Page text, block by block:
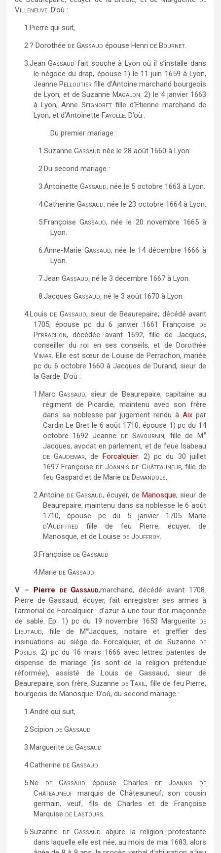
Villeneuve. D’où :
1.Pierre qui suit,
2.? Dorothée de Gassaud épouse Henri de Bournet.
3.Jean Gassaud fait souche à Lyon où il s’installe dans
le négoce du drap, épouse 1) le 11 juin 1659 à Lyon,
JeannePelloutier fille d’Antoine marchand bourgeois
de Lyon, et de SuzanneMagalon. 2) le 4 janvier 1663
à Lyon, Anne Seignoretfille d’Etienne marchand de
Lyon, et d’Antoinette Fayolle. D’où :
Du premier mariage :
1.Suzanne Gassaud née le 28 août 1660 à Lyon.
2.Du second mariage :
3.Antoinette Gassaud, née le 5 octobre 1663 à Lyon.
4.Catherine Gassaud, née le 23 octobre 1664 à Lyon.
5.FrançoiseGassaud, née le 20 novembre 1665 à
Lyon.
6.Anne-Marie Gassaud, née le 14 décembre 1666 à
Lyon.
7.Jean Gassaud, né le 3 décembre 1667 à Lyon.
8.Jacques Gassaud, né le 3 août 1670 à Lyon
4.Louis de Gassaud, sieur de Beaurepaire; décédé avant
1705, épouse pc du 6 janvier 1661 Françoise de
Perrachon, décédée avant 1692, fille de Jacques,
conseiller du roi en ses conseils, et de Dorothée
Vimar. Elle est sœur de Louise de Perrachon, mariée
pc du 6 octobre 1660 à Jacques de Durand, sieur de
la Garde. D’où :
1.MarcGassaud, sieur de Beaurepaire, capitaine au
régiment de Picardie, maintenu avec son frère
dans sa noblesse par jugement rendu àAix par
Cardin Le Bret le 6 août 1710, épouse 1) pc du 14
octobre 1692 Jeanne de Savournin, fille de Me
Jacques, avocat en parlement, et de feue Isabeau
de Gaudemar, de Forcalquier. 2) pc du 30 juillet
1697 Françoise de Joannis de Châteauneuf, fille de
feu Gaspard et de Marie de Demandols.
2.Antoine de Gassaud, écuyer, de Manosque, sieur de
Beaurepaire, maintenu dans sa noblesse le 6 août
1710, épouse pc du 5 janvier 1705 Marie
d’Audiffred fille de feu Pierre, écuyer, de
Manosque, et de Louise de Jouffroy.
3.Françoise de Gassaud
4.Marie de Gassaud
V – Pierre de Gassaud,marchand, décédé avant 1708.
Pierre de Gassaud, écuyer, fait enregistrer ses armes à
l’armorial de Forcalquier : d’azur à une tour d’or maçonnée
de sable. Ep. 1) pc du 19 novembre 1653 Marguerite de
Lieutaud, fille de MeJacques, notaire et greffier des
insinuations au siège de Forcalquier, et de Suzanne de
Posilis. 2) pc du 16 mars 1666 avec lettres patentes de
dispense de mariage (ils sont de la religion prétendue
réformée), assisté de Louis de Gassaud, sieur de
Beaurepaire, son frère, Suzanne de Taxil, fille de feu Pierre,
bourgeois de Manosque. D’où, du second mariage :
1.André qui suit,
2.Scipion de Gassaud
3.Marguerite de Gassaud
4.Catherine de Gassaud
5.Ne de Gassaud épouse Charles de Joannis de
Châteauneufmarquis de Châteauneuf, son cousin
germain, veuf, fils de Charles et de Françoise
Marquise de Lastours.
6.Suzanne de Gassaud abjure la religion protestante
dans laquelle elle est née, au mois de mai 1683, alors